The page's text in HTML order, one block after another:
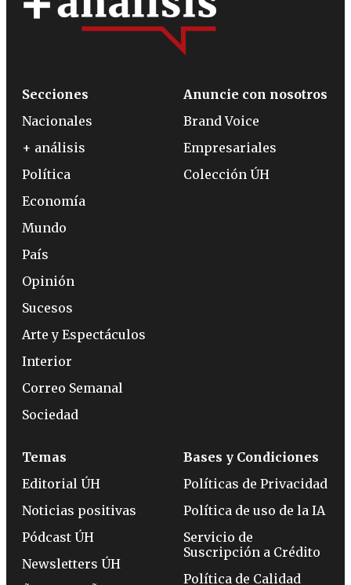
Secciones
Nacionales
+ análisis
Política
Economía
Mundo
País
Opinión
Sucesos
Arte y Espectáculos
Interior
Correo Semanal
Sociedad
Anuncie con nosotros
Brand Voice
Empresariales
Colección ÚH
Temas
Editorial ÚH
Noticias positivas
Pódcast ÚH
Newsletters ÚH
Bases y Condiciones
Políticas de Privacidad
Política de uso de la IA
Servicio de
Suscripción a Crédito
Política de Calidad